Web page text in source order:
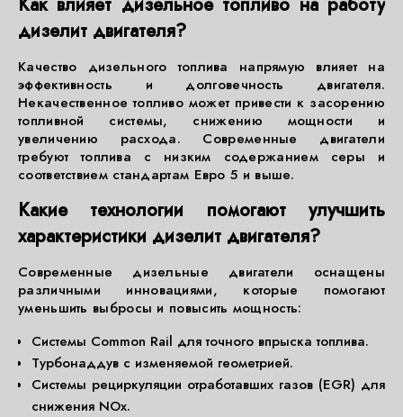
дизелит двигателя?
Качество дизельного топлива напрямую влияет на
эффективность и долговечность двигателя.
Некачественное топливо может привести к засорению
топливной системы, снижению мощности и
увеличению расхода. Современные двигатели
требуют топлива с низким содержанием серы и
соответствием стандартам Евро 5 и выше.
Какие технологии помогают улучшить
характеристики дизелит двигателя?
Современные дизельные двигатели оснащены
различными инновациями, которые помогают
уменьшить выбросы и повысить мощность:
Системы Common Rail для точного впрыска топлива.
Турбонаддув с изменяемой геометрией.
Системы рециркуляции отработавших газов (EGR) для
снижения NOx.